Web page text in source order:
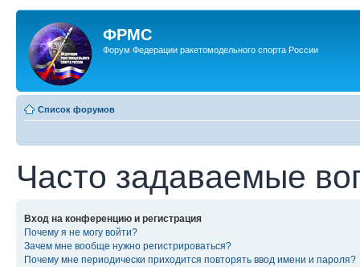
ФРМС
Форум Федерации ракетомодельного спорта России
Список форумов
Часто задаваемые
Вход на конференцию и регистрация
Почему я не могу войти?
Зачем мне вообще нужно регистрироваться?
Почему мне периодически приходится повторять ввод имени и пароля?